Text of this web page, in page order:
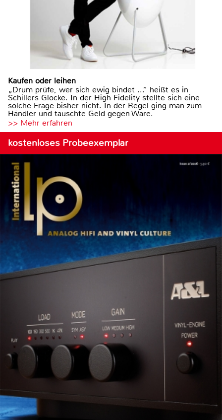
Kaufen oder leihen
„Drum prüfe, wer sich ewig bindet ...“ heißt es in
Schillers Glocke. In der High Fidelity stellte sich eine
solche Frage bisher nicht. In der Regel ging man zum
Händler und tauschte Geld gegen Ware.
>> Mehr erfahren
kostenloses Probeexemplar